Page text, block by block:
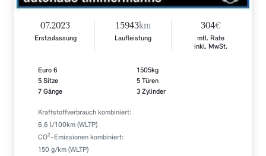
07.2023
Erstzulassung
15943km
Laufleistung
304€
mtl. Rate
inkl. MwSt.
Euro 6
5 Sitze
7 Gänge
1505kg
5 Türen
3 Zylinder
Kraftstoffverbrauch kombiniert:
6.6 l/100km (WLTP)
CO2-Emissionen kombiniert:
150 g/km (WLTP)